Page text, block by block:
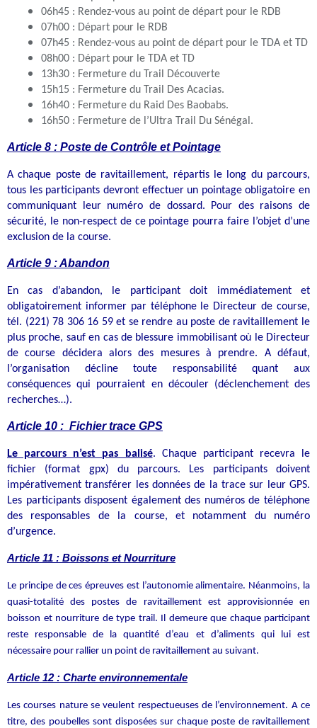
06h45 : Rendez-vous au point de départ pour le RDB
07h00 : Départ pour le RDB
07h45 : Rendez-vous au point de départ pour le TDA et TD
08h00 : Départ pour le TDA et TD
13h30 : Fermeture du Trail Découverte
15h15 : Fermeture du Trail Des Acacias.
16h40 : Fermeture du Raid Des Baobabs.
16h50 : Fermeture de l’Ultra Trail Du Sénégal.
Article 8 : Poste de Contrôle et Pointage
A chaque poste de ravitaillement, répartis le long du parcours,
tous les participants devront effectuer un pointage obligatoire en
communiquant leur numéro de dossard. Pour des raisons de
sécurité, le non-respect de ce pointage pourra faire l’objet d’une
exclusion de la course.
Article 9 : Abandon
En cas d’abandon, le participant doit immédiatement et
obligatoirement informer par téléphone le Directeur de course,
tél. (221) 78 306 16 59 et se rendre au poste de ravitaillement le
plus proche, sauf en cas de blessure immobilisant où le Directeur
de course décidera alors des mesures à prendre. A défaut,
l’organisation décline toute responsabilité quant aux
conséquences qui pourraient en découler (déclenchement des
recherches…).
Article 10 : Fichier trace GPS
Le parcours n’est pas balisé. Chaque participant recevra le
fichier (format gpx) du parcours. Les participants doivent
impérativement transférer les données de la trace sur leur GPS.
Les participants disposent également des numéros de téléphone
des responsables de la course, et notamment du numéro
d’urgence.
Article 11 : Boissons et Nourriture
Le principe de ces épreuves est l’autonomie alimentaire. Néanmoins, la
quasi-totalité des postes de ravitaillement est approvisionnée en
boisson et nourriture de type trail. Il demeure que chaque participant
reste responsable de la quantité d’eau
et d’aliments qui lui est
nécessaire pour rallier un point de ravitaillement au suivant.
Article 12 : Charte environnementale
Les courses nature se veulent respectueuses de l’environnement. A ce
titre, des poubelles sont disposées sur chaque poste de ravitaillement